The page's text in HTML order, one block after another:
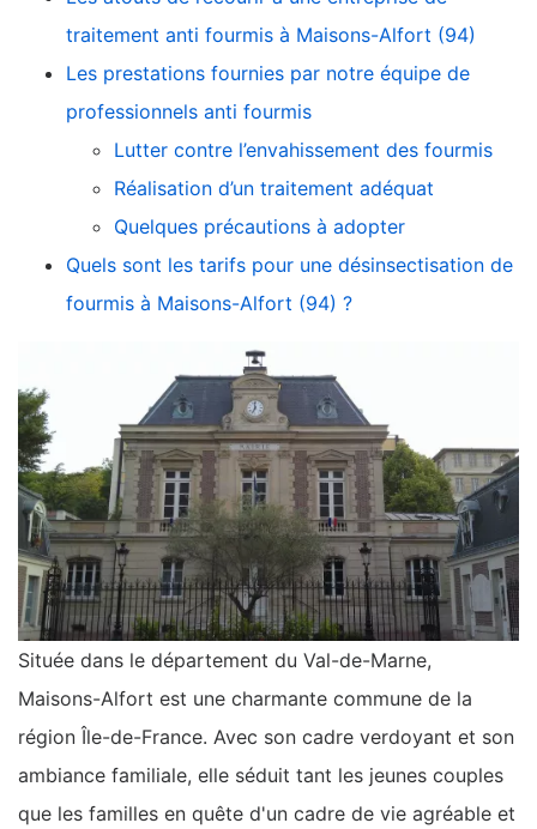
traitement anti fourmis à Maisons-Alfort (94)
Les prestations fournies par notre équipe de
professionnels anti fourmis
Lutter contre l’envahissement des fourmis
Réalisation d’un traitement adéquat
Quelques précautions à adopter
Quels sont les tarifs pour une désinsectisation de
fourmis à Maisons-Alfort (94) ?
Située dans le département du Val-de-Marne,
Maisons-Alfort est une charmante commune de la
région Île-de-France. Avec son cadre verdoyant et son
ambiance familiale, elle séduit tant les jeunes couples
que les familles en quête d'un cadre de vie agréable et